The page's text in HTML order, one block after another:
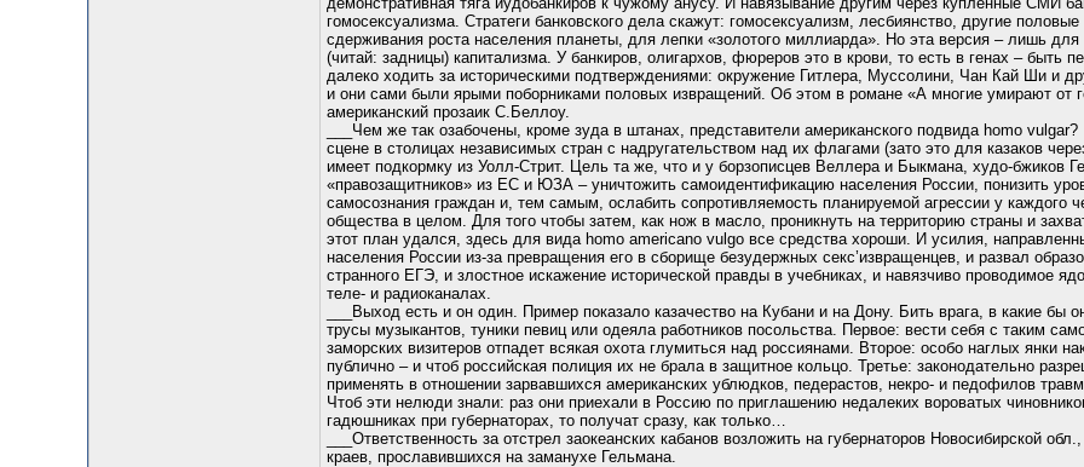
гомосексуализма. Стратеги банковского дела скажут: гомосексуализм, лесбиянство, другие
сдерживания роста населения планеты, для лепки «золотого миллиарда». Но эта версия – лишь для
(читай: задницы) капитализма. У банкиров, олигархов, фюреров это в крови, то есть в генах – быть
далеко ходить за историческими подтверждениями: окружение Гитлера, Муссолини, Чан Кай Ши и
и они сами были ярыми поборниками половых извращений. Об этом в романе «А многие умирают от
американский прозаик С.Беллоу.
___Чем же так озабочены, кроме зуда в штанах, представители американского подвида homo
сцене в столицах независимых стран с надругательством над их флагами (зато это для казаков
имеет подкормку из Уолл-Стрит. Цель та же, что и у борзописцев Веллера и Быкмана, худо-бжиков
«правозащитников» из ЕС и ЮЗА – уничтожить самоидентификацию населения России, понизить
самосознания граждан и, тем самым, ослабить сопротивляемость планируемой агрессии у каждого
общества в целом. Для того чтобы затем, как нож в масло, проникнуть на территорию страны и
этот план удался, здесь для вида homo americano vulgo все средства хороши. И усилия,
населения России из-за превращения его в сборище безудержных секс’извращенцев, и развал
странного ЕГЭ, и злостное искажение исторической правды в учебниках, и навязчиво проводимое
теле- и радиоканалах.
___Выход есть и он один. Пример показало казачество на Кубани и на Дону. Бить врага, в какие бы
трусы музыкантов, туники певиц или одеяла работников посольства. Первое: вести себя с таким
заморских визитеров отпадет всякая охота глумиться над россиянами. Второе: особо наглых янки
публично – и чтоб российская полиция их не брала в защитное кольцо. Третье: законодательно
применять в отношении зарвавшихся американских ублюдков, педерастов, некро- и педофилов
Чтоб эти нелюди знали: раз они приехали в Россию по приглашению недалеких вороватых
гадюшниках при губернаторах, то получат сразу, как только…
___Ответственность за отстрел заокеанских кабанов возложить на губернаторов Новосибирской
краев, прославившихся на заманухе Гельмана.